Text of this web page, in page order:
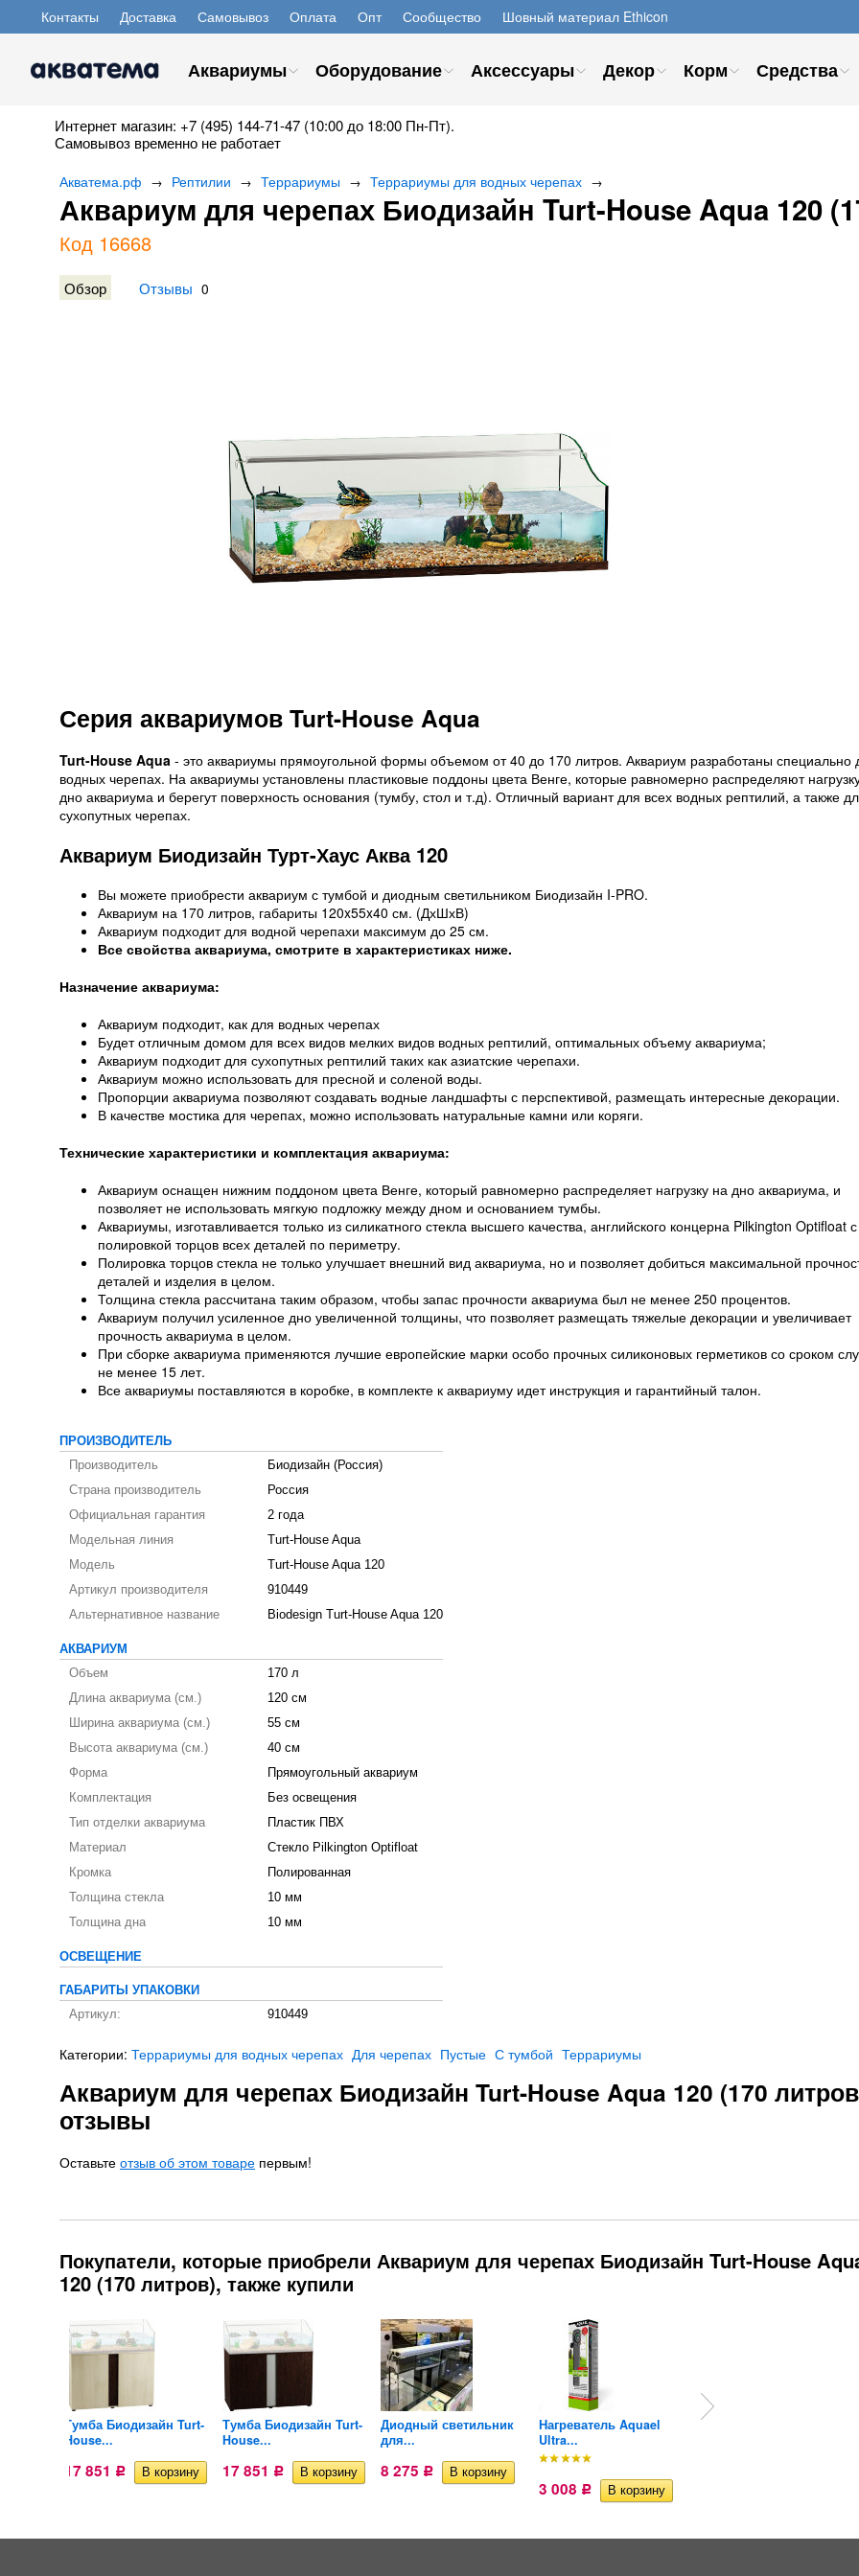
Контакты Доставка Самовывоз Оплата Опт Сообщество Шовный материал Ethicon
Аквариумы Оборудование Аксессуары Декор Корм Средства
Интернет магазин: +7 (495) 144-71-47 (10:00 до 18:00 Пн-Пт).
Самовывоз временно не работает
Акватема.рф → Рептилии → Террариумы → Террариумы для водных черепах →
Аквариум для черепах Биодизайн Turt-House Aqua 120
Код 16668
Обзор Отзывы 0
Серия аквариумов Turt-House Aqua
Turt-House Aqua - это аквариумы прямоугольной формы объемом от 40 до 170 литров. Аквариум разработаны специально
водных черепах. На аквариумы установлены пластиковые поддоны цвета Венге, которые равномерно распределяют
дно аквариума и берегут поверхность основания (тумбу, стол и т.д). Отличный вариант для всех водных рептилий, а также
сухопутных черепах.
Аквариум Биодизайн Турт-Хаус Аква 120
Вы можете приобрести аквариум с тумбой и диодным светильником Биодизайн I-PRO.
Аквариум на 170 литров, габариты 120x55x40 см. (ДхШхВ)
Аквариум подходит для водной черепахи максимум до 25 см.
Все свойства аквариума, смотрите в характеристиках ниже.
Назначение аквариума:
Аквариум подходит, как для водных черепах
Будет отличным домом для всех видов мелких видов водных рептилий, оптимальных объему аквариума;
Аквариум подходит для сухопутных рептилий таких как азиатские черепахи.
Аквариум можно использовать для пресной и соленой воды.
Пропорции аквариума позволяют создавать водные ландшафты с перспективой, размещать интересные декорации.
В качестве мостика для черепах, можно использовать натуральные камни или коряги.
Технические характеристики и комплектация аквариума:
Аквариум оснащен нижним поддоном цвета Венге, который равномерно распределяет нагрузку на дно аквариума, и
позволяет не использовать мягкую подложку между дном и основанием тумбы.
Аквариумы, изготавливается только из силикатного стекла высшего качества, английского концерна Pilkington Optifloat с
полировкой торцов всех деталей по периметру.
Полировка торцов стекла не только улучшает внешний вид аквариума, но и позволяет добиться максимальной
деталей и изделия в целом.
Толщина стекла рассчитана таким образом, чтобы запас прочности аквариума был не менее 250 процентов.
Аквариум получил усиленное дно увеличенной толщины, что позволяет размещать тяжелые декорации и увеличивает
прочность аквариума в целом.
При сборке аквариума применяются лучшие европейские марки особо прочных силиконовых герметиков со сроком
не менее 15 лет.
Все аквариумы поставляются в коробке, в комплекте к аквариуму идет инструкция и гарантийный талон.
ПРОИЗВОДИТЕЛЬ
Производитель
Биодизайн (Россия)
Страна производитель
Россия
Официальная гарантия
2 года
Модельная линия
Turt-House Aqua
Модель
Turt-House Aqua 120
Артикул производителя
910449
Альтернативное название
Biodesign Turt-House Aqua 120
АКВАРИУМ
Объем
170 л
Длина аквариума (см.)
120 см
Ширина аквариума (см.)
55 см
Высота аквариума (см.)
40 см
Форма
Прямоугольный аквариум
Комплектация
Без освещения
Тип отделки аквариума
Пластик ПВХ
Материал
Стекло Pilkington Optifloat
Кромка
Полированная
Толщина стекла
10 мм
Толщина дна
10 мм
ОСВЕЩЕНИЕ
ГАБАРИТЫ УПАКОВКИ
Артикул:
910449
Категории: Террариумы для водных черепах Для черепах Пустые С тумбой Террариумы
Аквариум для черепах Биодизайн Turt-House Aqua 120 (170
отзывы
Оставьте отзыв об этом товаре первым!
Покупатели, которые приобрели Аквариум для черепах Биодизайн Turt-House
120 (170 литров), также купили
Тумба Биодизайн Turt-
House...
17 851 Р
Тумба Биодизайн Turt-
House...
17 851 Р
Диодный светильник
для...
8 275 Р
Нагреватель Aquael
Ultra...
3 008 Р
Фильтр внутренний